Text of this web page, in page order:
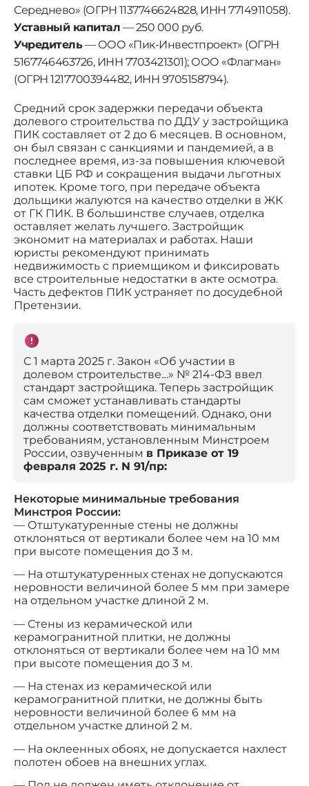
Середнево» (ОГРН 1137746624828, ИНН 7714911058).
Уставный капитал — 250 000 руб.
Учредитель— ООО «Пик-Инвестпроект» (ОГРН
5167746463726, ИНН 7703421301); ООО «Флагман»
(ОГРН 1217700394482, ИНН 9705158794).
Средний срок задержки передачи объекта
долевого строительства по ДДУ у застройщика
ПИК составляет от 2 до 6 месяцев. В основном,
он был связан с санкциями и пандемией, а в
последнее время, из-за повышения ключевой
ставки ЦБ РФ и сокращения выдачи льготных
ипотек. Кроме того, при передаче объекта
дольщики жалуются на качество отделки в ЖК
от ГК ПИК. В большинстве случаев, отделка
оставляет желать лучшего. Застройщик
экономит на материалах и работах. Наши
юристы рекомендуют принимать
недвижимость с приемщиком и фиксировать
все строительные недостатки в акте осмотра.
Часть дефектов ПИК устраняет по досудебной
Претензии.
С 1 марта 2025 г. Закон «Об участии в
долевом строительстве…» № 214-ФЗ ввел
стандарт застройщика. Теперь застройщик
сам сможет устанавливать стандарты
качества отделки помещений. Однако, они
должны соответствовать минимальным
требованиям, установленным Минстроем
России, озвученным в Приказе от 19
февраля 2025 г. N 91/пр:
Некоторые минимальные требования
Минстроя России:
— Отштукатуренные стены не должны
отклоняться от вертикали более чем на 10 мм
при высоте помещения до 3 м.
— На отштукатуренных стенах не допускаются
неровности величиной более 5 мм при замере
на отдельном участке длиной 2 м.
— Стены из керамической или
керамогранитной плитки, не должны
отклоняться от вертикали более чем на 10 мм
при высоте помещения до 3 м.
— На стенах из керамической или
керамогранитной плитки, не должны быть
неровности величиной более 6 мм на
отдельном участке длиной 2 м.
— На оклеенных обоях, не допускается нахлест
полотен обоев на внешних углах.